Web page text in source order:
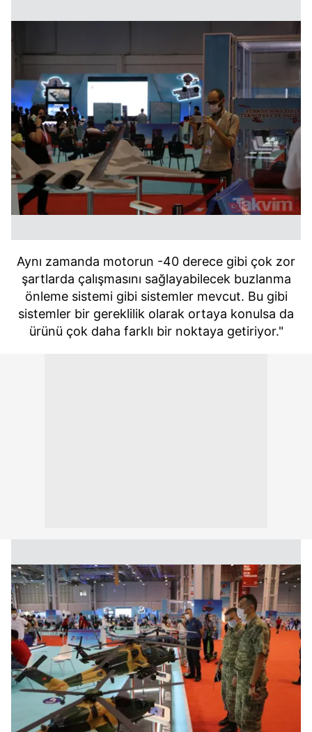
Aynı zamanda motorun -40 derece gibi çok zor
şartlarda çalışmasını sağlayabilecek buzlanma
önleme sistemi gibi sistemler mevcut. Bu gibi
sistemler bir gereklilik olarak ortaya konulsa da
ürünü çok daha farklı bir noktaya getiriyor."